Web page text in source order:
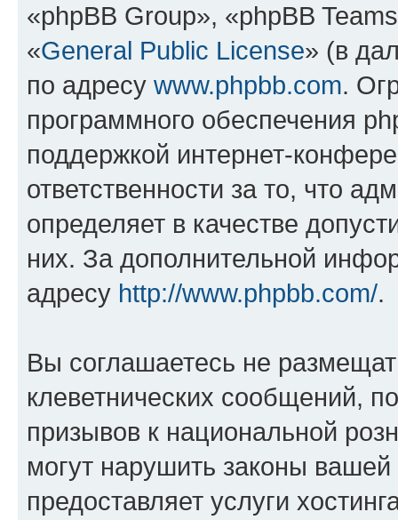
«phpBB Group», «phpBB
«General Public License» (в
по адресу www.phpbb.com.
программного обеспечения
поддержкой интернет-
ответственности за то, что
определяет в качестве
них. За дополнительной
адресу http://www.phpbb.com/.
Вы соглашаетесь не
клеветнических сообщений,
призывов к национальной
могут нарушить законы
предоставляет услуги